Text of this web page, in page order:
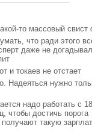
то массовый свист
что ради этого
даже не
и токаев не отстает
Надеяться нужно
надо работать с
чтобы достичь порога
такую